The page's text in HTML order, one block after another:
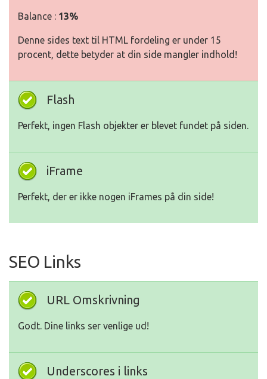
Balance : 13%
Denne sides text til HTML fordeling er under 15
procent, dette betyder at din side mangler indhold!
Flash
Perfekt, ingen Flash objekter er blevet fundet på siden.
iFrame
Perfekt, der er ikke nogen iFrames på din side!
SEO Links
URL Omskrivning
Godt. Dine links ser venlige ud!
Underscores i links